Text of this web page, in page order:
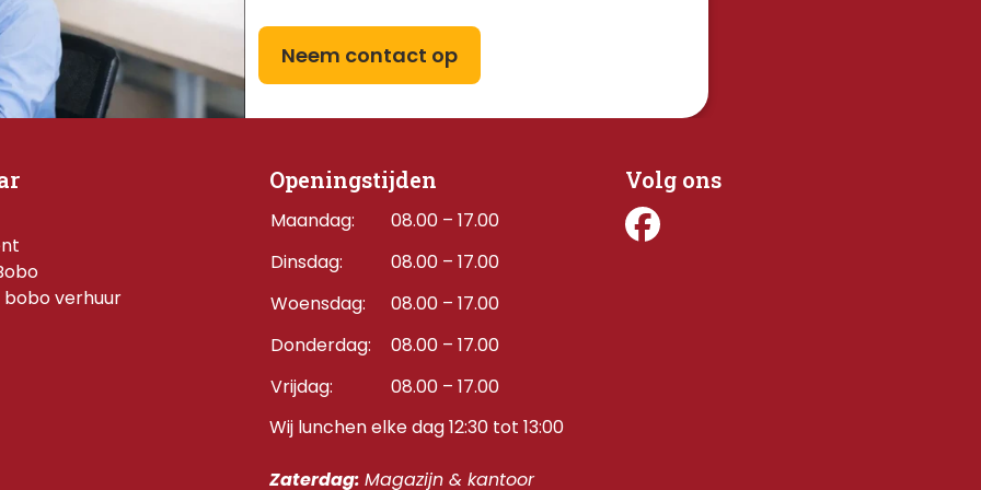
Neem contact op
verhuur
Openingstijden
Maandag:
08.00 – 17.00
Dinsdag:
08.00 – 17.00
Woensdag:
08.00 – 17.00
Donderdag: 08.00 – 17.00
Vrijdag:
08.00 – 17.00
Wij lunchen elke dag 12:30 tot 13:00
Zaterdag: Magazijn & kantoor
Volg ons